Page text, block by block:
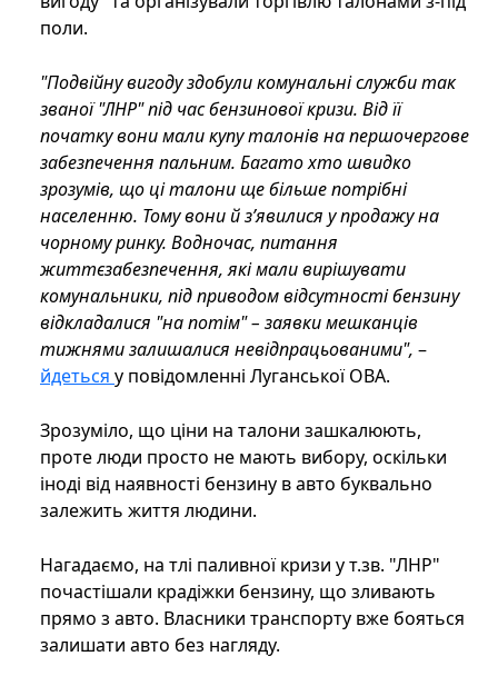
поли.
"Подвійну вигоду здобули комунальні служби так
званої "ЛНР" під час бензинової кризи. Від її
початку вони мали купу талонів на першочергове
забезпечення пальним. Багато хто швидко
зрозумів, що ці талони ще більше потрібні
населенню. Тому вони й з’явилися у продажу на
чорному ринку. Водночас, питання
життєзабезпечення, які мали вирішувати
комунальники, під приводом відсутності бензину
відкладалися "на потім" – заявки мешканців
тижнями залишалися невідпрацьованими", –
йдеться у повідомленні Луганської ОВА.
Зрозуміло, що ціни на талони зашкалюють,
проте люди просто не мають вибору, оскільки
іноді від наявності бензину в авто буквально
залежить життя людини.
Нагадаємо, на тлі паливної кризи у т.зв. "ЛНР"
почастішали крадіжки бензину, що зливають
прямо з авто. Власники транспорту вже бояться
залишати авто без нагляду.